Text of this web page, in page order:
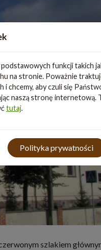
funkcji takich
na stronie. Poważnie
chcemy, aby czuli się
naszą stronę internetową.
tutaj.
Polityka prywatności
szlakiem